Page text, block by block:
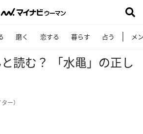
磨く 恋する 暮らす 占う メ
と読む？ 「水黽」の正し
ー）